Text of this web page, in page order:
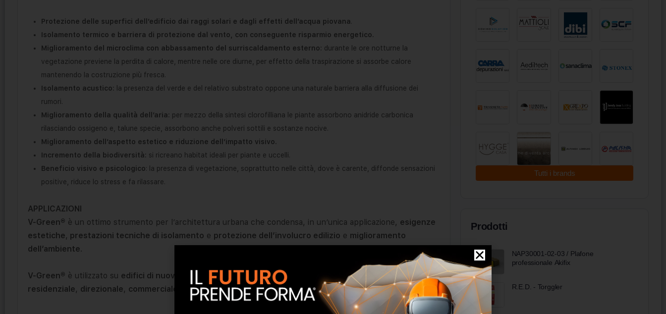
Protezione delle superfici dell’edificio dai raggi solari e dagli effetti dell’acqua piovana.
Isolamento termico e barriera di protezione dal vento, con conseguente risparmio energetico.
Miglioramento del microclima con abbassamento del surriscaldamento esterno: durante le ore notturne la
vegetazione previene la perdita di calore, mentre nelle ore diurne, per effetto della traspirazione si assorbe calore
mantenendo la costruzione più fresca.
Isolamento acustico:
la presenza del verde e del relativo substrato oppone una naturale barriera alla diffusione dei
rumori.
Miglioramento della qualità dell’aria: per mezzo della sintesi clorofilliana le piante assorbono anidride carbonica
rilasciando ossigeno e, talune specie, assorbono anche polveri sottili e sostanze nocive.
Miglioramento dell’aspetto estetico e riduzione dell’impatto visivo.
Incremento della biodiversità: si ricreano habitat ideali per piante e uccelli.
Beneficio visivo e psicologico: la presenza di vegetazione, soprattutto nelle città, dove è carente, diffonde sensazioni
positive, riduce lo stress e fa rilassare.
APPLICAZIONI
V-Green® è un ottimo strumento per l’architettura urbana che condensa, in un’unica applicazione, esigenze
estetiche, prestazioni tecniche di isolamento e protezione dell’involucro edilizio e miglioramento
dell’ambiente.
V-Green® è utilizzato su edifici di nuova costruzione o in ristrutturazione
con qualsiasi destinazione:
residenziale, direzionale, commerciale industriale e diedilizia pubblica come scuole, ospedali, ministeri.
Tutti i brands
Prodotti
NAP30001-02-03 / Plafone
professionale Akifix
R.E.D. - Torggler